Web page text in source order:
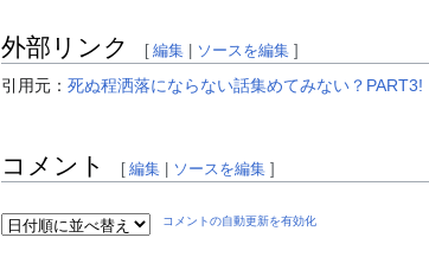
外部リンク [ 編集 ソースを編集 ]
引用元： 死ぬ程洒落にならない話集めてみない？PART3!
コメント [ 編集 ソースを編集 ]
コメントの自動更新を有効化